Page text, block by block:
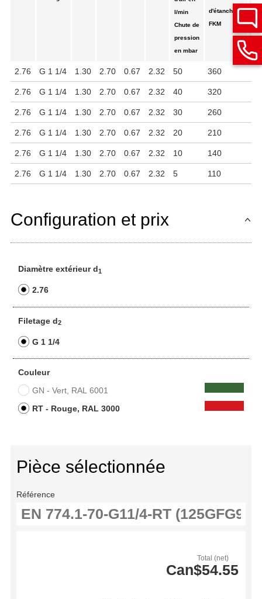
l/min
Chute de
pression
en mbar
d'étanchéité
FKM
2.76 G 1 1/4 1.30 2.70 0.67 2.32 50 360
2.76 G 1 1/4 1.30 2.70 0.67 2.32 40 320
2.76 G 1 1/4 1.30 2.70 0.67 2.32 30 260
2.76 G 1 1/4 1.30 2.70 0.67 2.32 20 210
2.76 G 1 1/4 1.30 2.70 0.67 2.32 10 140
2.76 G 1 1/4 1.30 2.70 0.67 2.32 5 110
Configuration et prix
Diamètre extérieur d1
2.76
Filetage d2
G 1 1/4
Couleur
GN - Vert, RAL 6001
RT - Rouge, RAL 3000
Pièce sélectionnée
Référence
Total (net)
Can$54.55